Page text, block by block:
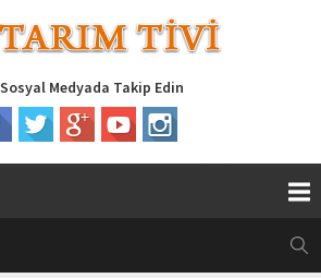
Medyada Takip Edin